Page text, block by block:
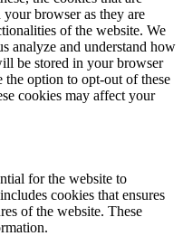
your browser as they are
of the website. We
analyze and understand how
be stored in your browser
option to opt-out of these
cookies may affect your
for the website to
cookies that ensures
of the website. These